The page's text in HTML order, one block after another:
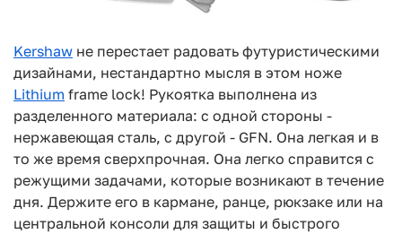
Kershaw не перестает радовать футуристическими
дизайнами, нестандартно мысля в этом ноже
Lithium frame lock! Рукоятка выполнена из
разделенного материала: с одной стороны -
нержавеющая сталь, с другой - GFN. Она легкая и в
то же время сверхпрочная. Она легко справится с
режущими задачами, которые возникают в течение
дня. Держите его в кармане, ранце, рюкзаке или на
центральной консоли для защиты и быстрого